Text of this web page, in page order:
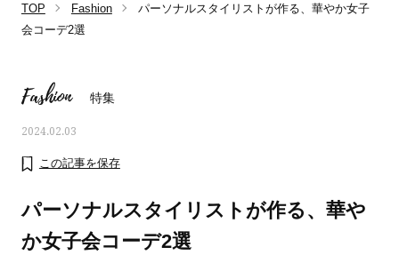
TOP Fashion
パーソナルスタイリストが作る、華やか女子
会コーデ2選
Fashion 特集
2024.02.03
この記事を保存
パーソナルスタイリストが作る、華や
か女子会コーデ2選